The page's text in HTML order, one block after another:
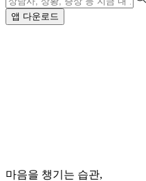
앱 다운로드
마음을 챙기는 습관,